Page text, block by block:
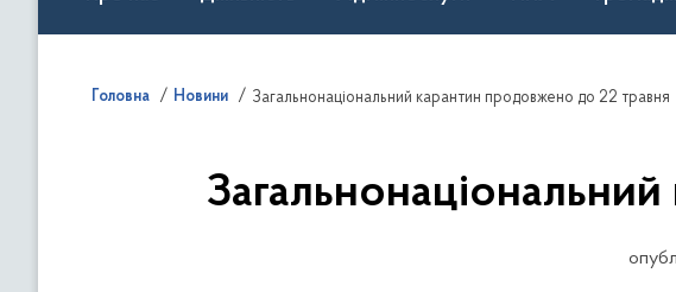
Головна Новини Загальнонаціональний карантин продовжено до 22 травня